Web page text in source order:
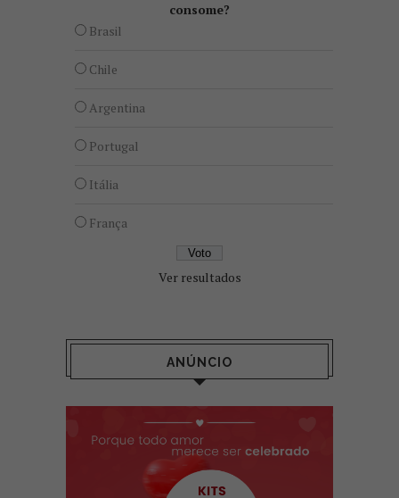
consome?
Brasil
Chile
Argentina
Portugal
Itália
França
Ver resultados
ANÚNCIO